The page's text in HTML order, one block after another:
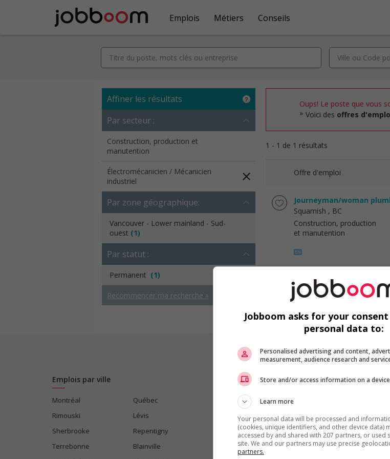
Emplois Métiers Conseils
Affiner les résultats
Par secteur :
Construction, production et
manutention
Électromécanicien / Mécanicien
industriel
Par zone géographique:
Vancouver - Lower mainland - Sud-
ouest (1)
Par statut :
Permanent (1)
Recommencer ma recherche »
Oups! Le poste que vous
Voici des offres
1 - 1 de 1 résultats
Offre d'emploi
Journeyman/woman
Squamish , BC
Construction, production
et manutention
1 - 1 de 1 résultats
Emplois par ville
Montréal
Québec
Rimouski
Lévis
Sherbrooke
Repentigny
Terrebonne
Blainville
Emplois par secteur
Arts et métiers de la mode
Cadres supérieurs
Comptabilité / Assurance
Droit
Jobboom asks for your
personal data to:
Personalised advertising and content,
measurement, audience research and
Store and/or access information on a device
Learn more
Your personal data will be processed and
(cookies, unique identifiers, and other device data)
accessed by and shared with 207 partners, or used
site. We and our partners may use precise
partners.